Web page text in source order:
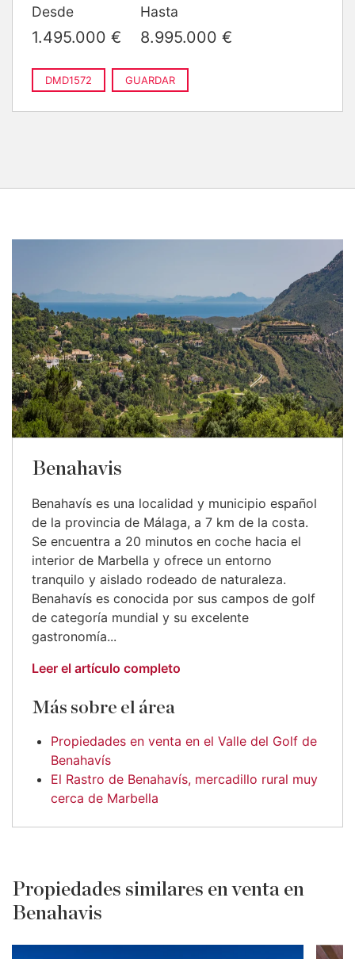
m2construido
8.495.000 €
5 dorms. · 5 baños · 1.022
2construido
m2 construido
Desde
1.495.000 €
Hasta
8.995.000 €
DMD1572 GUARDAR
Benahavis
Benahavís es una localidad y municipio español
de la provincia de Málaga, a 7 km de la costa.
Se encuentra a 20 minutos en coche hacia el
interior de Marbella y ofrece un entorno
tranquilo y aislado rodeado de naturaleza.
Benahavís es conocida por sus campos de golf
de categoría mundial y su excelente
gastronomía...
Leer el artículo completo
Más sobre el área
Propiedades en venta en el Valle del Golf de
Benahavís
El Rastro de Benahavís, mercadillo rural muy
cerca de Marbella
Propiedades similares en venta en
Benahavis